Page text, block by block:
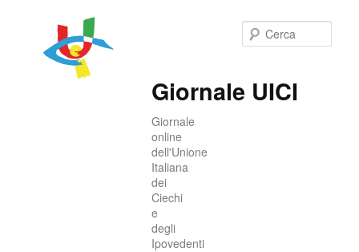
Giornale UICI
Giornale
online
dell'Unione
Italiana
dei
Ciechi
e
degli
Ipovedenti